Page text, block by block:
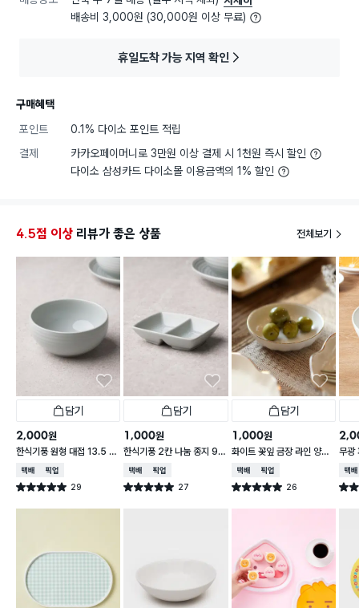
배송비 3,000원 (30,000원 이상 무료)
휴일도착 가능 지역 확인
구매혜택
포인트
0.1% 다이소 포인트 적립
결제
카카오페이머니로 3만원 이상 결제 시 1천원 즉시 할인
다이소 삼성카드 다이소몰 이용금액의 1% 할인
4.5점 이상 리뷰가 좋은 상품 전체보기
담기
2,000원
한식기풍 원형 대접 13.5 c
m
택배배송매장픽업
별점 5.0점 29
건 작성
담기
1,000원
한식기풍 2칸 나눔 종지 9 c
m
택배배송매장픽업
별점 5.0점 27
건 작성
담기
1,000원
화이트 꽃잎 금장 라인 양각
종지 10 cm
택배배송매장픽업
별점 5.0점 26
건 작성
무광
접
택배
별점